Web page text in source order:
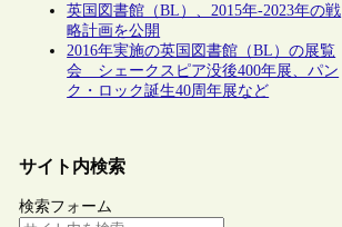
英国図書館（BL）、2015年-2023年の戦
略計画を公開
2016年実施の英国図書館（BL）の展覧
会 シェークスピア没後400年展、パン
ク・ロック誕生40周年展など
サイト内検索
検索フォーム